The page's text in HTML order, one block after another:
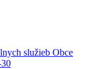
služieb Obce